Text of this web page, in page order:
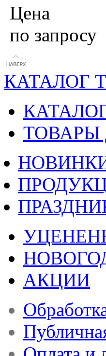
Цена
по запросу
КАТАЛОГ
ТОВАРЫ
АКЦИИ